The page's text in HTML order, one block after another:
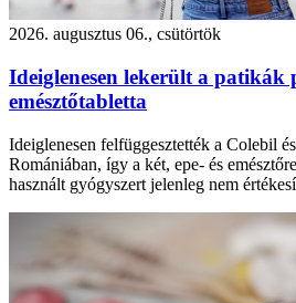
2026. augusztus 06., csütörtök
Ideiglenesen lekerült a patikák
emésztőtabletta
Ideiglenesen felfüggesztették a Colebil
Romániában, így a két, epe- és
használt gyógyszert jelenleg nem